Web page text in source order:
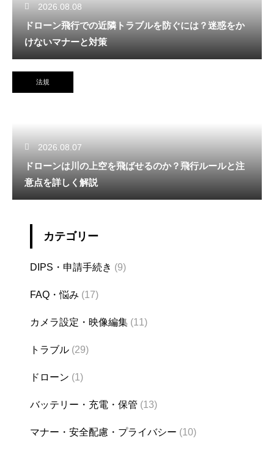
2026.08.08
ドローン飛行での近隣トラブルを防ぐには？迷惑をか
けないマナーと対策
法規
2026.08.07
ドローンは川の上空を飛ばせるのか？飛行ルールと注
意点を詳しく解説
カテゴリー
DIPS・申請手続き (9)
FAQ・悩み (17)
カメラ設定・映像編集 (11)
トラブル (29)
ドローン (1)
バッテリー・充電・保管 (13)
マナー・安全配慮・プライバシー (10)